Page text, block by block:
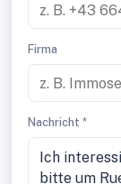
Firma
Nachricht *